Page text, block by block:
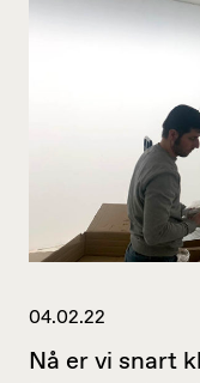
04.02.22
Nå er vi snart